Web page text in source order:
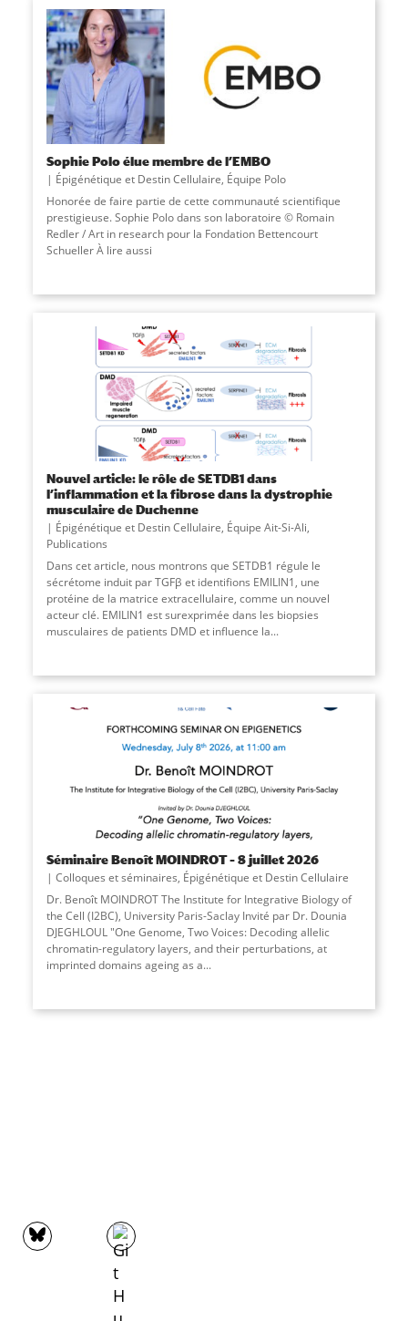
Sophie Polo élue membre de l’EMBO
Épigénétique et Destin Cellulaire, Équipe Polo
Honorée de faire partie de cette communauté scientifique
prestigieuse. Sophie Polo dans son laboratoire © Romain
Redler / Art in research pour la Fondation Bettencourt
Schueller À lire aussi
Nouvel article: le rôle de SETDB1 dans
l’inflammation et la fibrose dans la dystrophie
musculaire de Duchenne
Épigénétique et Destin Cellulaire, Équipe Ait-Si-Ali,
Publications
Dans cet article, nous montrons que SETDB1 régule le
sécrétome induit par TGFβ et identifions EMILIN1, une
protéine de la matrice extracellulaire, comme un nouvel
acteur clé. EMILIN1 est surexprimée dans les biopsies
musculaires de patients DMD et influence la...
Séminaire Benoît MOINDROT – 8 juillet 2026
Colloques et séminaires, Épigénétique et Destin Cellulaire
Dr. Benoît MOINDROT The Institute for Integrative Biology of
the Cell (I2BC), University Paris-Saclay Invité par Dr. Dounia
DJEGHLOUL "One Genome, Two Voices: Decoding allelic
chromatin-regulatory layers, and their perturbations, at
imprinted domains ageing as a...